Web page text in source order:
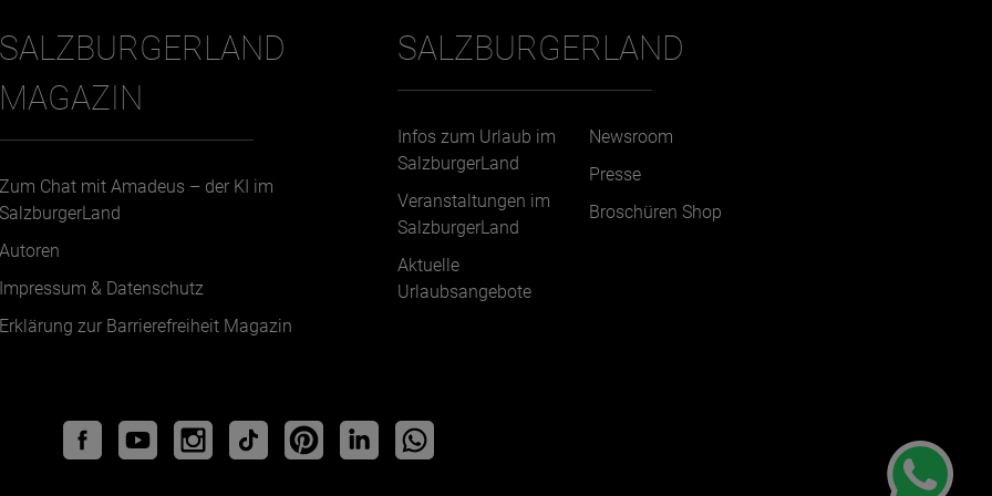
SALZBURGERLAND
MAGAZIN
Zum Chat mit Amadeus – der KI im
SalzburgerLand
Autoren
Impressum & Datenschutz
Erklärung zur Barrierefreiheit Magazin
SALZBURGERLAND
Infos zum Urlaub im
SalzburgerLand
Veranstaltungen im
SalzburgerLand
Aktuelle
Urlaubsangebote
Newsroom
Presse
Broschüren Shop